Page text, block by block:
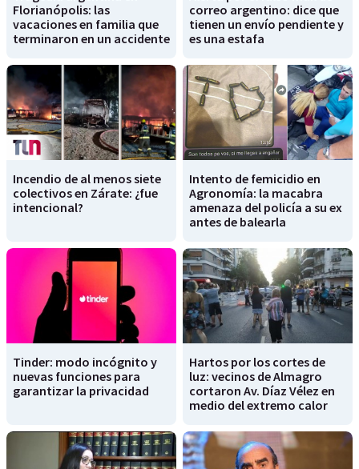
Florianópolis: las
vacaciones en familia que
terminaron en un accidente
correo argentino: dice que
tienen un envío pendiente y
es una estafa
Incendio de al menos siete
colectivos en Zárate: ¿fue
intencional?
Intento de femicidio en
Agronomía: la macabra
amenaza del policía a su ex
antes de balearla
Tinder: modo incógnito y
nuevas funciones para
garantizar la privacidad
Hartos por los cortes de
luz: vecinos de Almagro
cortaron Av. Díaz Vélez en
medio del extremo calor